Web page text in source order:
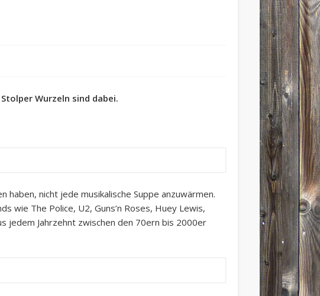
Wurzeln sind dabei.
haben, nicht jede musikalische Suppe anzuwärmen.
wie The Police, U2, Guns’n Roses, Huey Lewis,
jedem Jahrzehnt zwischen den 70ern bis 2000er